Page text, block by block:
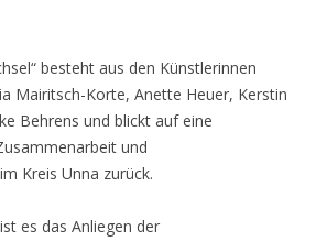
besteht aus den Künstlerinnen
Mairitsch-Korte, Anette Heuer, Kerstin
Behrens und blickt auf eine
und
Kreis Unna zurück.
es das Anliegen der